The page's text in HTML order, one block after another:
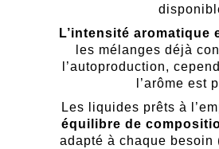
L’intensité aromatique
les mélanges déjà
l’autoproduction,
l’arôme est
Les liquides prêts à
équilibre de
adapté à chaque besoin